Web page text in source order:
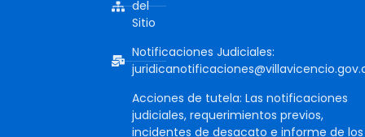
del
Sitio
Notificaciones Judiciales:
Acciones de tutela: Las notificaciones
judiciales, requerimientos previos,
incidentes de desacato e informe de los